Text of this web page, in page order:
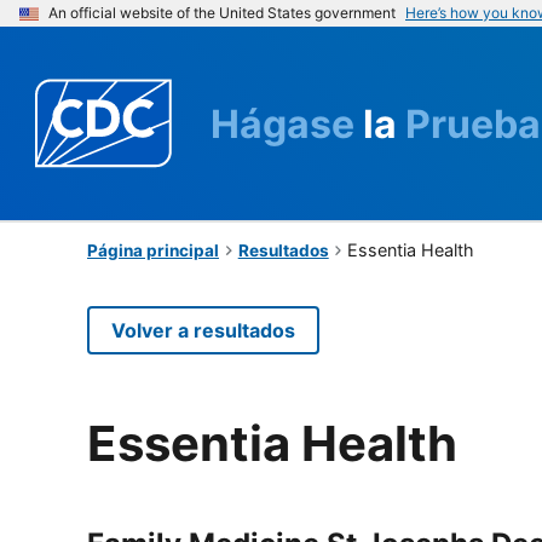
An official website of the United States government Here’s how you
Hágase la Prueba
Página principal Resultados Essentia Health
Volver a resultados
Essentia Health